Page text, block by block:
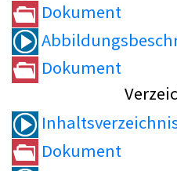
Dokument
Dokument
Dokument